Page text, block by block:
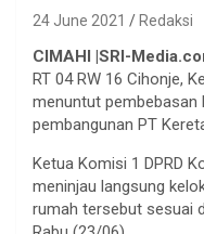
24 June 2021 Redaksi
CIMAHI SRI-
RT 04 RW 16 Cihonje,
menuntut pembebasan
pembangunan PT
Ketua Komisi 1 DPRD
meninjau langsung
rumah tersebut sesuai